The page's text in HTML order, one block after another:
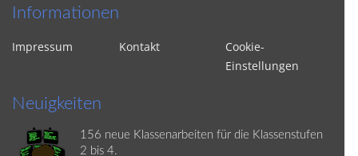
Informationen
Impressum Kontakt
Cookie-
Einstellungen
Neuigkeiten
156 neue Klassenarbeiten für die Klassenstufen
2 bis 4.